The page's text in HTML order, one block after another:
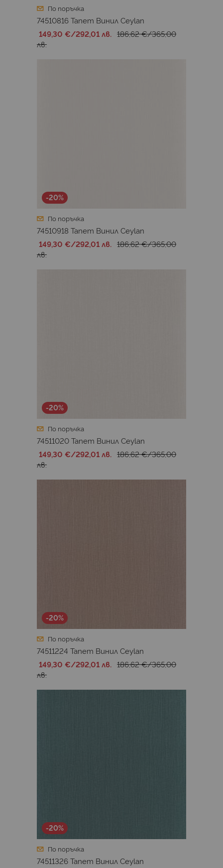
По поръчка
74510816 Тапет Винил Ceylan
149,30 €/292,01 лв. 186,62 €/365,00
лв.
-20%
По поръчка
74510918 Тапет Винил Ceylan
149,30 €/292,01 лв. 186,62 €/365,00
лв.
-20%
По поръчка
74511020 Тапет Винил Ceylan
149,30 €/292,01 лв. 186,62 €/365,00
лв.
-20%
По поръчка
74511224 Тапет Винил Ceylan
149,30 €/292,01 лв. 186,62 €/365,00
лв.
-20%
По поръчка
74511326 Тапет Винил Ceylan